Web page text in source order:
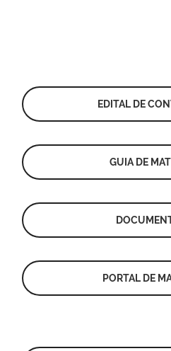
EDITAL DE
GUIA DE
PORTAL DE